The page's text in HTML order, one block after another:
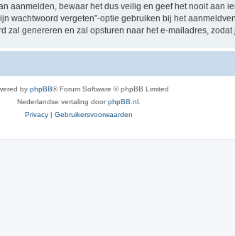
aanmelden, bewaar het dus veilig en geef het nooit aan
wachtwoord vergeten”-optie gebruiken bij het
genereren en zal opsturen naar het e-mailadres, zodat
by phpBB® Forum Software © phpBB Limited
Nederlandse vertaling doorphpBB.nl
Privacy | Gebruikersvoorwaarden